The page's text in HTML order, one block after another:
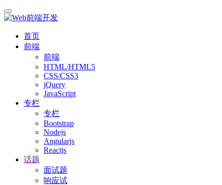
首页
前端
前端
HTML/HTML5
CSS/CSS3
jQuery
JavaScript
专栏
专栏
Bootstrap
Nodejs
Angularjs
Reactjs
话题
面试题
响应试